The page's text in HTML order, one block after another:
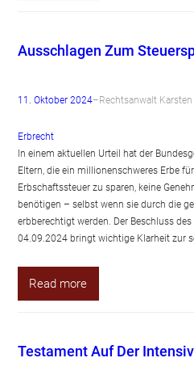
Ausschlagen Zum
11. Oktober 2024– Rechtsanwalt
Erbrecht
In einem aktuellen Urteil hat der
Eltern, die ein millionenschweres Erbe
Erbschaftssteuer zu sparen, keine
benötigen – selbst wenn sie durch die
erbberechtigt werden. Der Beschluss
04.09.2024 bringt wichtige Klarheit zur
Read more
Testament Auf Der